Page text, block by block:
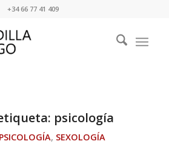
+34 66 77 41 409
psicología
PSICOLOGÍA, SEXOLOGÍA